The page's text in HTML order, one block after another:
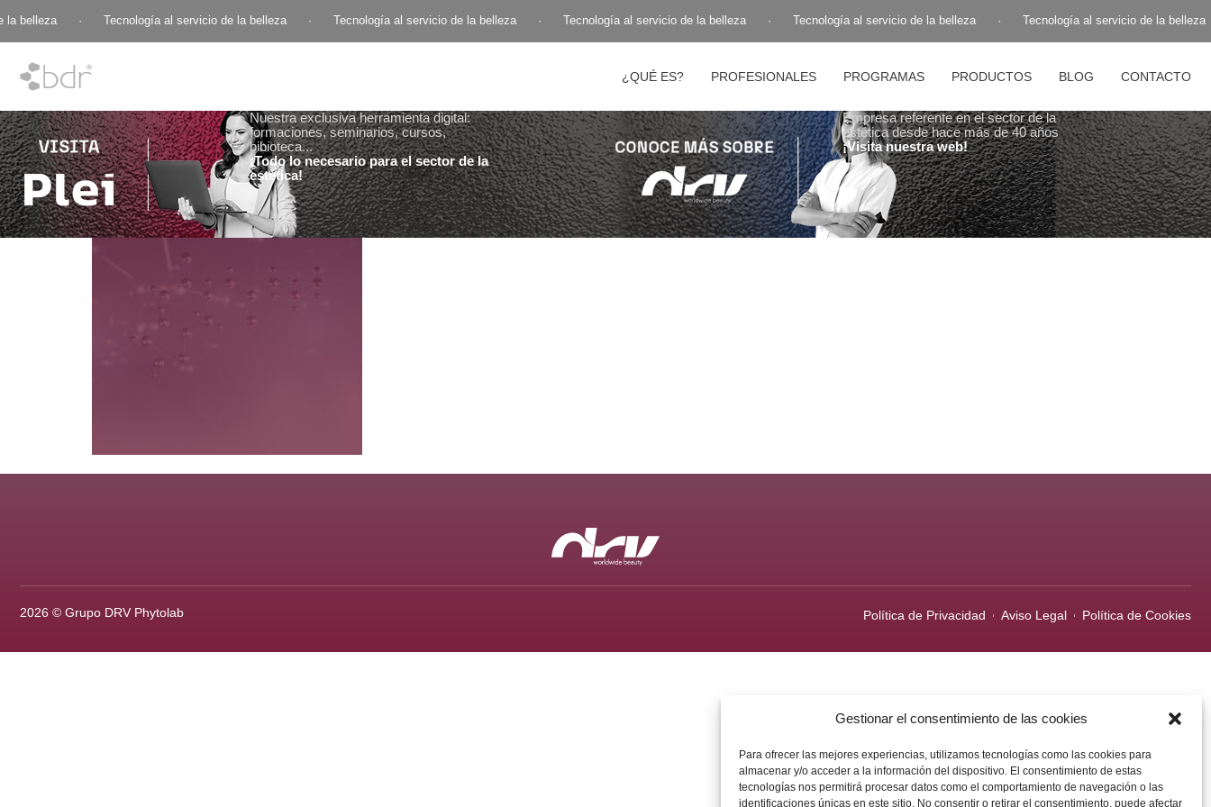
Gestionar el consentimiento de las cookies
Para ofrecer las mejores experiencias, utilizamos tecnologías como las cookies para
almacenar y/o acceder a la información del dispositivo. El consentimiento de estas
tecnologías nos permitirá procesar datos como el comportamiento de navegación o las
identificaciones únicas en este sitio. No consentir o retirar el consentimiento, puede afectar
belleza Tecnología al servicio de la belleza Tecnología al servicio de la belleza Tecnología al servicio de la belleza Tecnología al servicio de la belleza Tecnología al servicio de la belleza
¿QUÉ ES? PROFESIONALES PROGRAMAS PRODUCTOS BLOG CONTACTO
Nuestra exclusiva herramienta digital:
formaciones, seminarios, cursos,
bibioteca...
¡Todo lo necesario para el sector de la
estética!
Empresa referente en el sector de la
estética desde hace más de 40 años
¡Visita nuestra web!
2026 © Grupo DRV Phytolab Política de Privacidad Aviso Legal Política de Cookies